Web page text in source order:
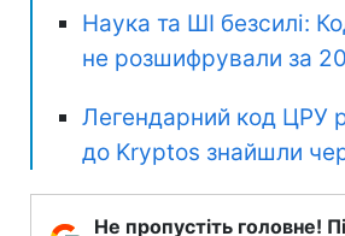
Наука та ШІ безсилі:
не розшифрували за
Легендарний код ЦРУ
до Kryptos знайшли
Не пропустіть головне!